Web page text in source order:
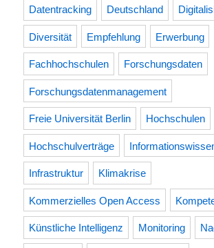
Datentracking Deutschland
Diversität Empfehlung Erwerbung
Fachhochschulen Forschungsdaten
Forschungsdatenmanagement
Freie Universität Berlin Hochschulen
Hochschulverträge
Infrastruktur Klimakrise
Kommerzielles Open Access
Künstliche Intelligenz Monitoring